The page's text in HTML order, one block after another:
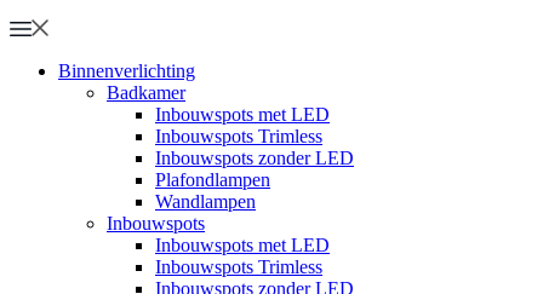
Binnenverlichting
Badkamer
Inbouwspots met LED
Inbouwspots Trimless
Inbouwspots zonder LED
Plafondlampen
Wandlampen
Inbouwspots
Inbouwspots met LED
Inbouwspots Trimless
Inbouwspots zonder LED